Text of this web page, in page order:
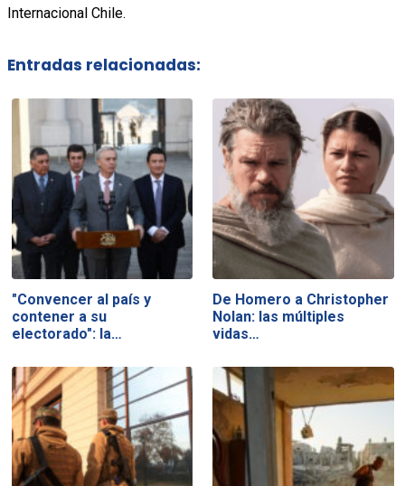
Internacional Chile.
Entradas relacionadas:
"Convencer al país y
contener a su
electorado": la…
De Homero a Christopher
Nolan: las múltiples
vidas…